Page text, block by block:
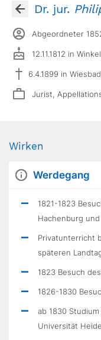
Dr. jur.
Abgeordneter
12.11.1812 in
6.4.1899 in
Jurist,
Wirken
Werdegang
1821-1823
Hachenburg
Privatunterricht
späteren
1823 Besuch
1826-1830
ab 1830
Universität